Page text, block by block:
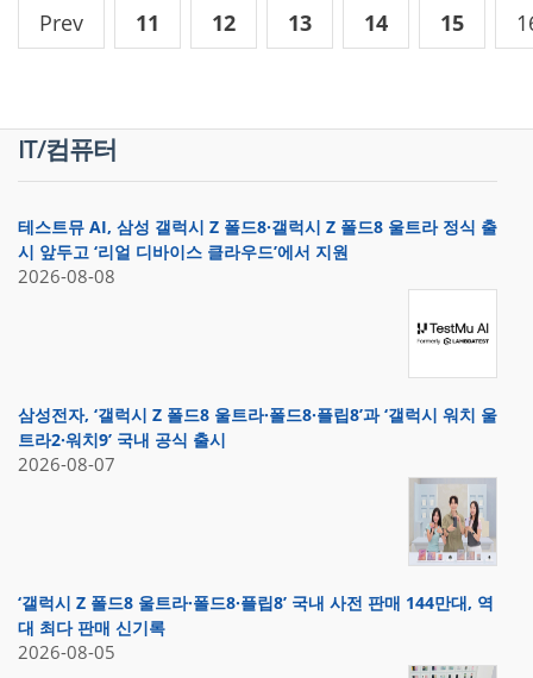
Prev 11 12 13 14 15
IT/컴퓨터
테스트뮤 AI, 삼성 갤럭시 Z 폴드8·갤럭시 Z 폴드8 울트라 정식 출
시 앞두고 ‘리얼 디바이스 클라우드’에서 지원
2026-08-08
삼성전자, ‘갤럭시 Z 폴드8 울트라·폴드8·플립8’과 ‘갤럭시 워치 울
트라2·워치9’ 국내 공식 출시
2026-08-07
‘갤럭시 Z 폴드8 울트라·폴드8·플립8’ 국내 사전 판매 144만대, 역
대 최다 판매 신기록
2026-08-05